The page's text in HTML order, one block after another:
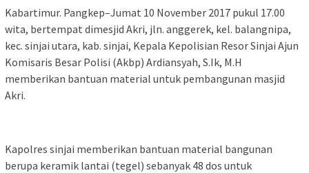
Kabartimur. Pangkep–Jumat 10 November 2017 pukul 17.00
wita, bertempat dimesjid Akri, jln. anggerek, kel. balangnipa,
kec. sinjai utara, kab. sinjai, Kepala Kepolisian Resor Sinjai Ajun
Komisaris Besar Polisi (Akbp) Ardiansyah, S.Ik, M.H
memberikan bantuan material untuk pembangunan masjid
Akri.
Kapolres sinjai memberikan bantuan material bangunan
berupa keramik lantai (tegel) sebanyak 48 dos untuk